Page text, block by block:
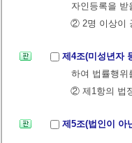
자인등록을
② 2명 이상이
제4조(미성년자
하여 법률행위
② 제1항의 법
제5조(법인이 아